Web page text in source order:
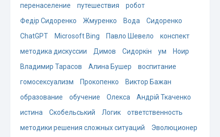
перенаселение
путешествия
робот
Федір Сидоренко
Жмуренко Вода
Сидоренко
ChatGPT
Microsoft Bing Павло Шевело
конспект
методика дискуссии
Димов Сидоркін ум
Ноир
Владимир Тарасов
Алина Бушер
воспитание
гомосексуализм
Прокопенко
Виктор Бажан
образование
обучение Олекса
Андрій Ткаченко
истина
Скобельський Логик
ответственность
методики решения сложных ситуаций
Эволюционер